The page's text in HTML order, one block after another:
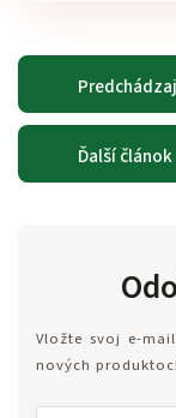
Ďalší článok
Vložte svoj e-
nových